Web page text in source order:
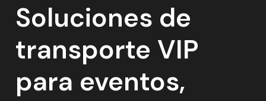
Soluciones de
transporte VIP
para eventos,